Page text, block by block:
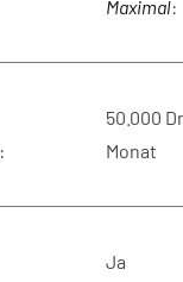
Maximal:
:
50.000
Monat
Ja